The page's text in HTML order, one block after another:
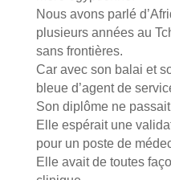
Nous avons parlé
plusieurs années au
sans frontières.
Car avec son balai et
bleue d’agent de
Son diplôme ne
Elle espérait une
pour un poste de
Elle avait de toutes